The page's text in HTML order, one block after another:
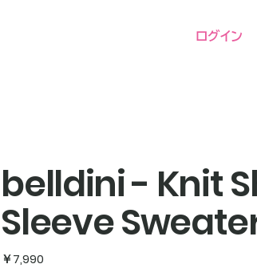
ログイン
belldini - Knit
Sleeve
価
￥7,990